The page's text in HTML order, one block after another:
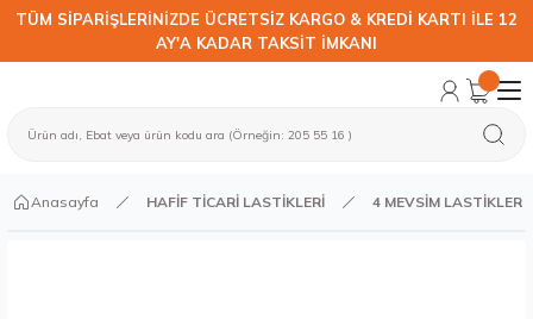
TÜM SİPARİŞLERİNİZDE ÜCRETSİZ KARGO & KREDİ KARTI İLE 12
AY'A KADAR TAKSİT İMKANI
Anasayfa HAFİF TİCARİ LASTİKLERİ 4 MEVSİM LASTİKLER